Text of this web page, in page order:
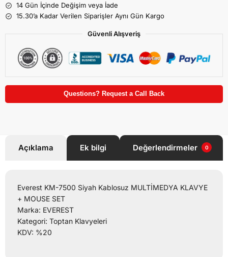
14 Gün İçinde Değişim veya İade
15.30’a Kadar Verilen Siparişler Aynı Gün Kargo
Güvenli Alışveriş
Questions? Request a Call Back
Açıklama Ek bilgi Değerlendirmeler 0
Everest KM-7500 Siyah Kablosuz MULTİMEDYA KLAVYE
+ MOUSE SET
Marka: EVEREST
Kategori: Toptan Klavyeleri
KDV: %20